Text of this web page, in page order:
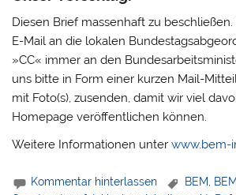
Diesen Brief massenhaft zu
E-Mail an die lokalen
»CC« immer an den
uns bitte in Form einer kurzen Mail-
mit Foto(s), zusenden, damit wir viel
Homepage veröffentlichen können.
Weitere Informationen unterwww.bem-
Kommentar hinterlassen BEM